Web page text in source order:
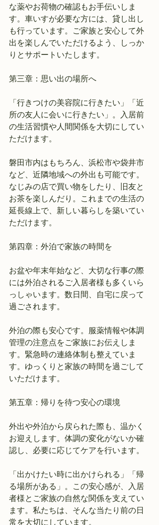
な薬やお荷物の確認もお手伝いしま
す。車いすが必要な方には、貸し出し
も行っています。ご家族と安心して外
出を楽しんでいただけるよう、しっか
りとサポートいたします。
第三章：思い出の場所へ
「行きつけの美容院に行きたい」「近
所の友人に会いに行きたい」。入居前
の生活習慣や人間関係を大切にしてい
ただけます。
磐田市内はもちろん、浜松市や袋井市
など、近隣地域への外出も可能です。
なじみの店で買い物をしたり、旧友と
お茶を楽しんだり。これまでの生活の
延長線上で、新しい暮らしを築いてい
ただけます。
第四章：外泊で家族の時間を
お盆や年末年始など、大切な行事の際
には外泊されるご入居者様も多くいら
っしゃいます。数日間、自宅に戻って
過ごされます。
外泊の際も安心です。服薬情報や体調
管理の注意点をご家族にお伝えしま
す。緊急時の連絡体制も整えていま
す。ゆっくりと家族の時間を過ごして
いただけます。
第五章：帰りを待つ安心の環境
外出や外泊から戻られた際も、温かく
お迎えします。体調の変化がないか確
認し、必要に応じてケアを行います。
「出かけたい時に出かけられる」「帰
る場所がある」。この安心感が、入居
者様とご家族の自然な関係を支えてい
ます。私たちは、そんな当たり前の日
常を大切にしています。